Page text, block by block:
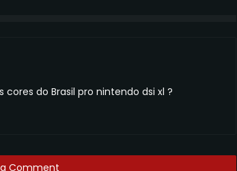
do Brasil pro nintendo dsi xl ?
Comment